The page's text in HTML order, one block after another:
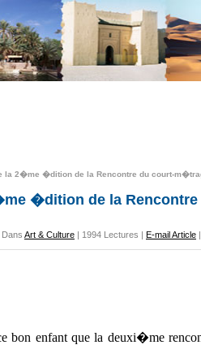
la 2�me �dition de la Rencontre du court-
�dition de la
Art & Culture | 1994 Lectures | E-mail Article |
bon enfant que la deuxi�me